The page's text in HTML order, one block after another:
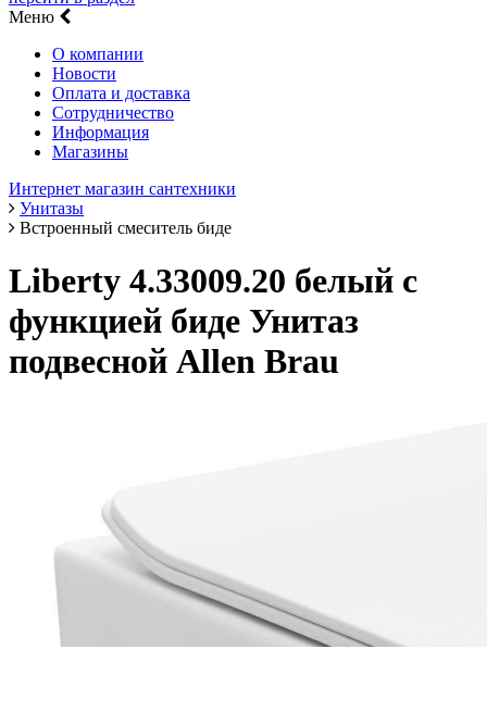
Меню
О компании
Новости
Оплата и доставка
Сотрудничество
Информация
Магазины
Интернет магазин сантехники
Унитазы
Встроенный смеситель биде
Liberty 4.33009.20 белый с
функцией биде Унитаз
подвесной Allen Brau